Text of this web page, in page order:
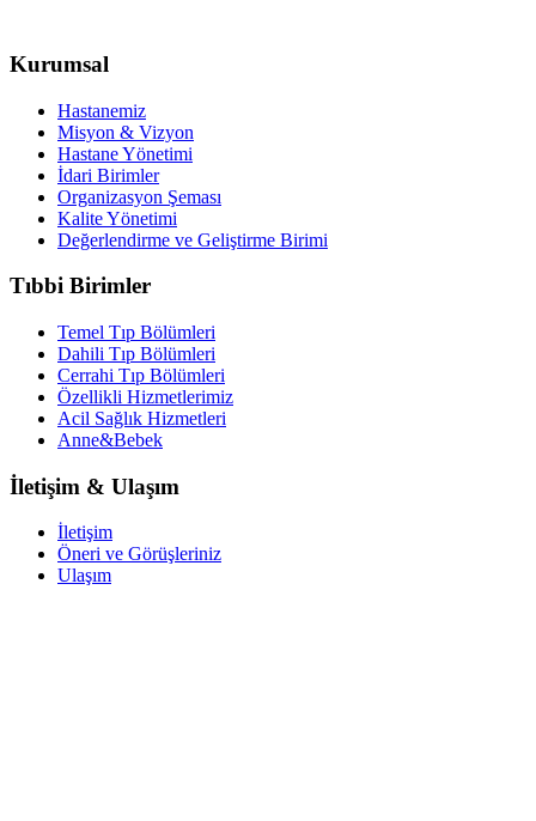
Kurumsal
Hastanemiz
Misyon & Vizyon
Hastane Yönetimi
İdari Birimler
Organizasyon Şeması
Kalite Yönetimi
Değerlendirme ve Geliştirme Birimi
Tıbbi Birimler
Temel Tıp Bölümleri
Dahili Tıp Bölümleri
Cerrahi Tıp Bölümleri
Özellikli Hizmetlerimiz
Acil Sağlık Hizmetleri
Anne&Bebek
İletişim & Ulaşım
İletişim
Öneri ve Görüşleriniz
Ulaşım